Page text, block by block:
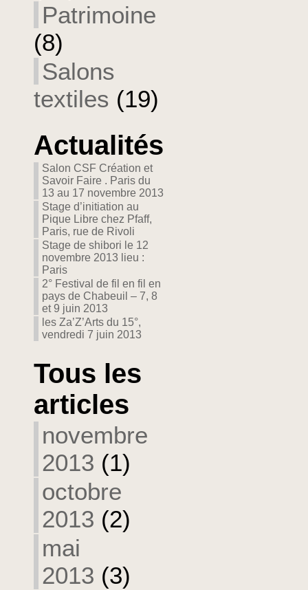
Patrimoine
(8)
Salons
textiles (19)
Actualités
Salon CSF Création et
Savoir Faire . Paris du
13 au 17 novembre 2013
Stage d’initiation au
Pique Libre chez Pfaff,
Paris, rue de Rivoli
Stage de shibori le 12
novembre 2013 lieu :
Paris
2° Festival de fil en fil en
pays de Chabeuil – 7, 8
et 9 juin 2013
les Za’Z’Arts du 15°,
vendredi 7 juin 2013
Tous les
articles
novembre
2013 (1)
octobre
2013 (2)
mai
2013 (3)